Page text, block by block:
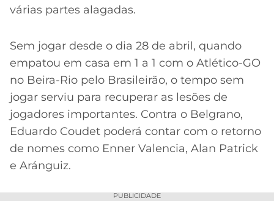
várias partes alagadas.
Sem jogar desde o dia 28 de abril, quando
empatou em casa em 1 a 1 com o Atlético-GO
no Beira-Rio pelo Brasileirão, o tempo sem
jogar serviu para recuperar as lesões de
jogadores importantes. Contra o Belgrano,
Eduardo Coudet poderá contar com o retorno
de nomes como Enner Valencia, Alan Patrick
e Aránguiz.
PUBLICIDADE